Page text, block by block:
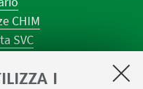
I
CHIM
SVC
e Riunioni